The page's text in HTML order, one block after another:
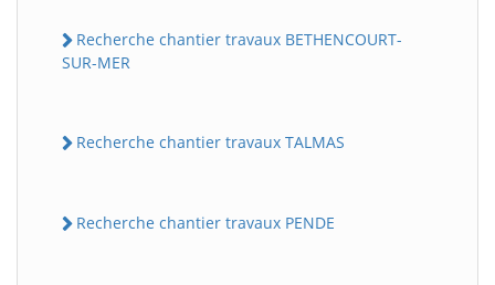
Recherche chantier travaux BETHENCOURT-
SUR-MER
Recherche chantier travaux TALMAS
Recherche chantier travaux PENDE